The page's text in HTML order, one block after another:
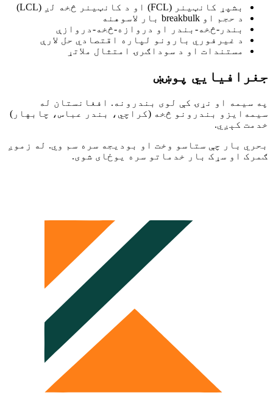
بشپړ کانټینر (FCL) او د کانټینر څخه لږ (LCL)
د حجم او breakbulk بار لاسوهنه
بندر-څخه-بندر او دروازه-څخه-دروازې
د غیرفوري بارونو لپاره اقتصادي حل لارې
مستندات او د سوداګرۍ امتثال ملاتړ
پوښښ
او نړۍ کې لوی بندرونه. افغانستان له
بندرونو څخه (کراچي، بندر عباس، چابهار)
کېږي.
بار چې ستاسو وخت او بودیجه سره سم وي. له زموږ
او سړک بار خدماتو سره یوځای شوی.